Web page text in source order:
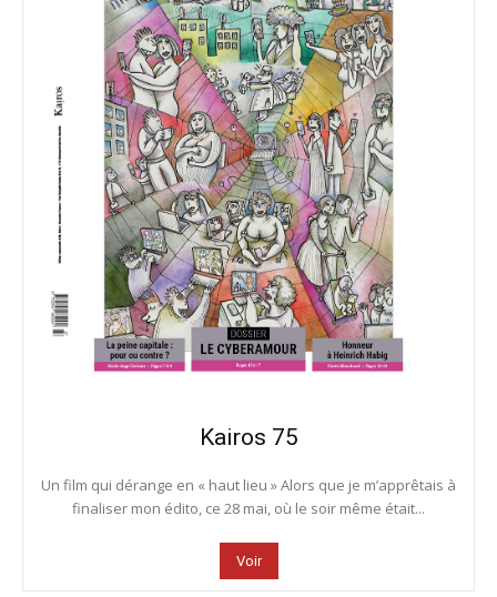
Kairos 75
Un film qui dérange en « haut lieu » Alors que je m’apprêtais à
finaliser mon édito, ce 28 mai, où le soir même était...
Voir